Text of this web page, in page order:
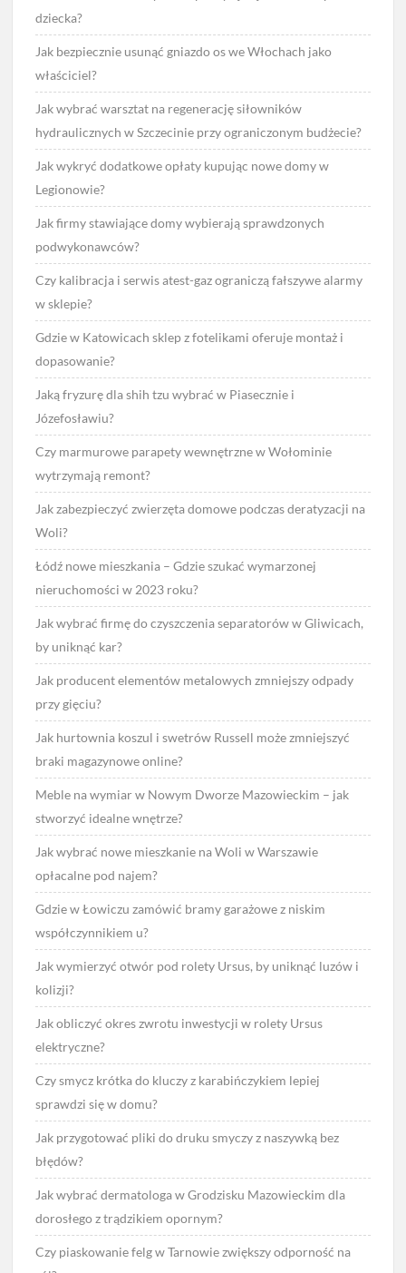
dziecka?
Jak bezpiecznie usunąć gniazdo os we Włochach jako
właściciel?
Jak wybrać warsztat na regenerację siłowników
hydraulicznych w Szczecinie przy ograniczonym budżecie?
Jak wykryć dodatkowe opłaty kupując nowe domy w
Legionowie?
Jak firmy stawiające domy wybierają sprawdzonych
podwykonawców?
Czy kalibracja i serwis atest-gaz ograniczą fałszywe alarmy
w sklepie?
Gdzie w Katowicach sklep z fotelikami oferuje montaż i
dopasowanie?
Jaką fryzurę dla shih tzu wybrać w Piasecznie i
Józefosławiu?
Czy marmurowe parapety wewnętrzne w Wołominie
wytrzymają remont?
Jak zabezpieczyć zwierzęta domowe podczas deratyzacji na
Woli?
Łódź nowe mieszkania – Gdzie szukać wymarzonej
nieruchomości w 2023 roku?
Jak wybrać firmę do czyszczenia separatorów w Gliwicach,
by uniknąć kar?
Jak producent elementów metalowych zmniejszy odpady
przy gięciu?
Jak hurtownia koszul i swetrów Russell może zmniejszyć
braki magazynowe online?
Meble na wymiar w Nowym Dworze Mazowieckim – jak
stworzyć idealne wnętrze?
Jak wybrać nowe mieszkanie na Woli w Warszawie
opłacalne pod najem?
Gdzie w Łowiczu zamówić bramy garażowe z niskim
współczynnikiem u?
Jak wymierzyć otwór pod rolety Ursus, by uniknąć luzów i
kolizji?
Jak obliczyć okres zwrotu inwestycji w rolety Ursus
elektryczne?
Czy smycz krótka do kluczy z karabińczykiem lepiej
sprawdzi się w domu?
Jak przygotować pliki do druku smyczy z naszywką bez
błędów?
Jak wybrać dermatologa w Grodzisku Mazowieckim dla
dorosłego z trądzikiem opornym?
Czy piaskowanie felg w Tarnowie zwiększy odporność na